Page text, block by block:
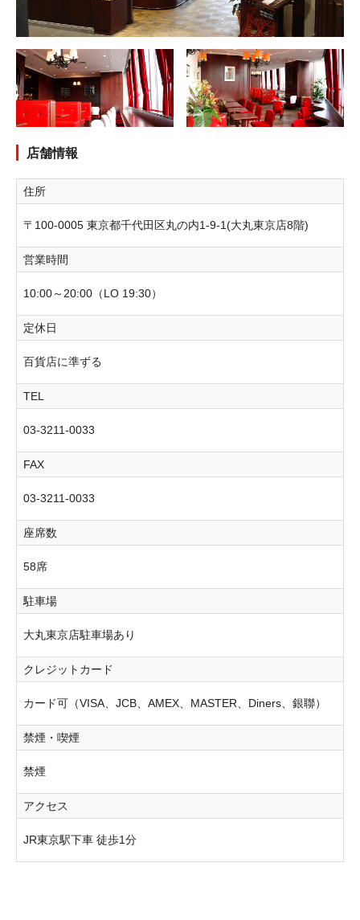
店舗情報
住所
〒100-0005 東京都千代田区丸の内1-9-1(大丸東京店8階)
営業時間
10:00～20:00（LO 19:30）
定休日
百貨店に準ずる
TEL
03-3211-0033
FAX
03-3211-0033
座席数
58席
駐車場
大丸東京店駐車場あり
クレジットカード
カード可（VISA、JCB、AMEX、MASTER、Diners、銀聯）
禁煙・喫煙
禁煙
アクセス
JR東京駅下車 徒歩1分